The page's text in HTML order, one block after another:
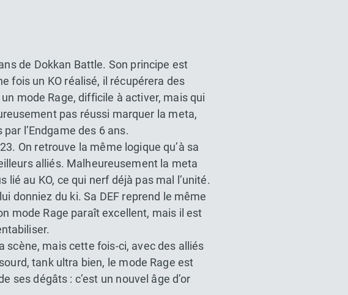
de Dokkan Battle. Son principe est
fois un KO réalisé, il récupérera des
mode Rage, difficile à activer, mais qui
pas réussi marquer la meta,
l’Endgame des 6 ans.
On retrouve la même logique qu’à sa
alliés. Malheureusement la meta
au KO, ce qui nerf déjà pas mal l’unité.
donniez du ki. Sa DEF reprend le même
mode Rage paraît excellent, mais il est
scène, mais cette fois-ci, avec des alliés
tank ultra bien, le mode Rage est
ses dégâts : c’est un nouvel âge d’or